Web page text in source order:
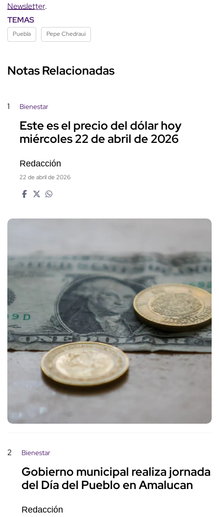
Newsletter.
TEMAS
Puebla Pepe Chedraui
Notas Relacionadas
1 Bienestar
Este es el precio del dólar hoy
miércoles 22 de abril de 2026
Redacción
22 de abril de 2026
2 Bienestar
Gobierno municipal realiza jornada
del Día del Pueblo en Amalucan
Redacción